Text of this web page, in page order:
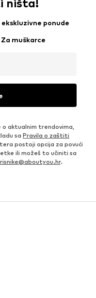
ništa!
ponude
Za muškarce
o aktualnim trendovima,
sa Pravila o zaštiti
postoji opcija za povući
ili možeš to učiniti sa
.